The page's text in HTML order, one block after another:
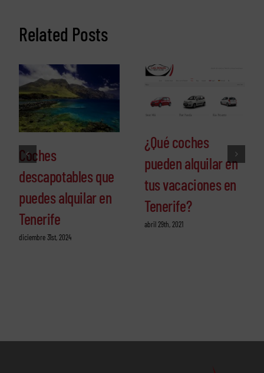
Related Posts
Coches
descapotables que
puedes alquilar en
Tenerife
diciembre 31st, 2024
¿Qué coches
pueden alquilar en
tus vacaciones en
Tenerife?
abril 29th, 2021